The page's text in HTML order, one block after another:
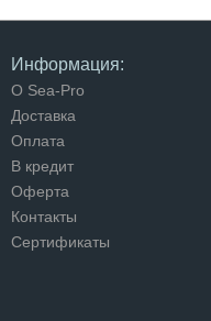
Информация:
О Sea-Pro
Доставка
Оплата
В кредит
Оферта
Контакты
Сертификаты